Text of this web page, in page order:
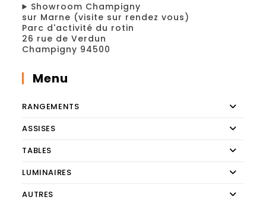
Showroom Champigny
sur Marne (visite sur rendez vous)
Parc d'activité du rotin
26 rue de Verdun
Champigny 94500
Menu
RANGEMENTS
ASSISES
TABLES
LUMINAIRES
AUTRES